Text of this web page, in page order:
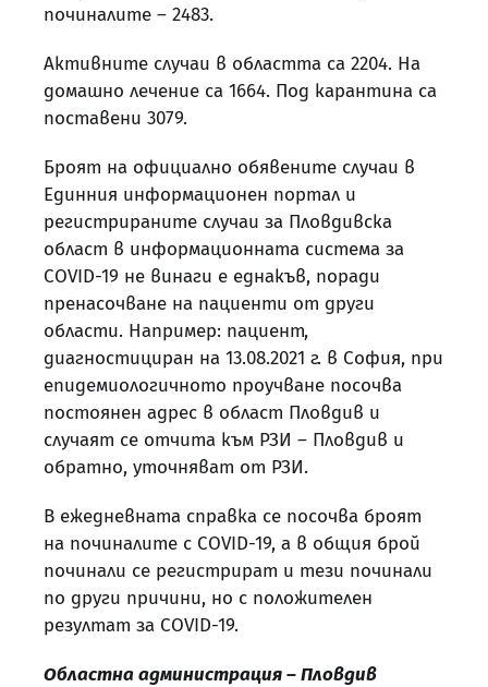
починалите – 2483.
Активните случаи в областта са 2204. На
домашно лечение са 1664. Под карантина са
поставени 3079.
Броят на официално обявените случаи в
Единния информационен портал и
регистрираните случаи за Пловдивска
област в информационната система за
COVID-19 не винаги е еднакъв, поради
пренасочване на пациенти от други
области. Например: пациент,
диагностициран на 13.08.2021 г. в София, при
епидемиологичното проучване посочва
постоянен адрес в област Пловдив и
случаят се отчита към РЗИ – Пловдив и
обратно, уточняват от РЗИ.
В ежедневната справка се посочва броят
на починалите с COVID-19, а в общия брой
починали се регистрират и тези починали
по други причини, но с положителен
резултат за COVID-19.
Областна администрация – Пловдив